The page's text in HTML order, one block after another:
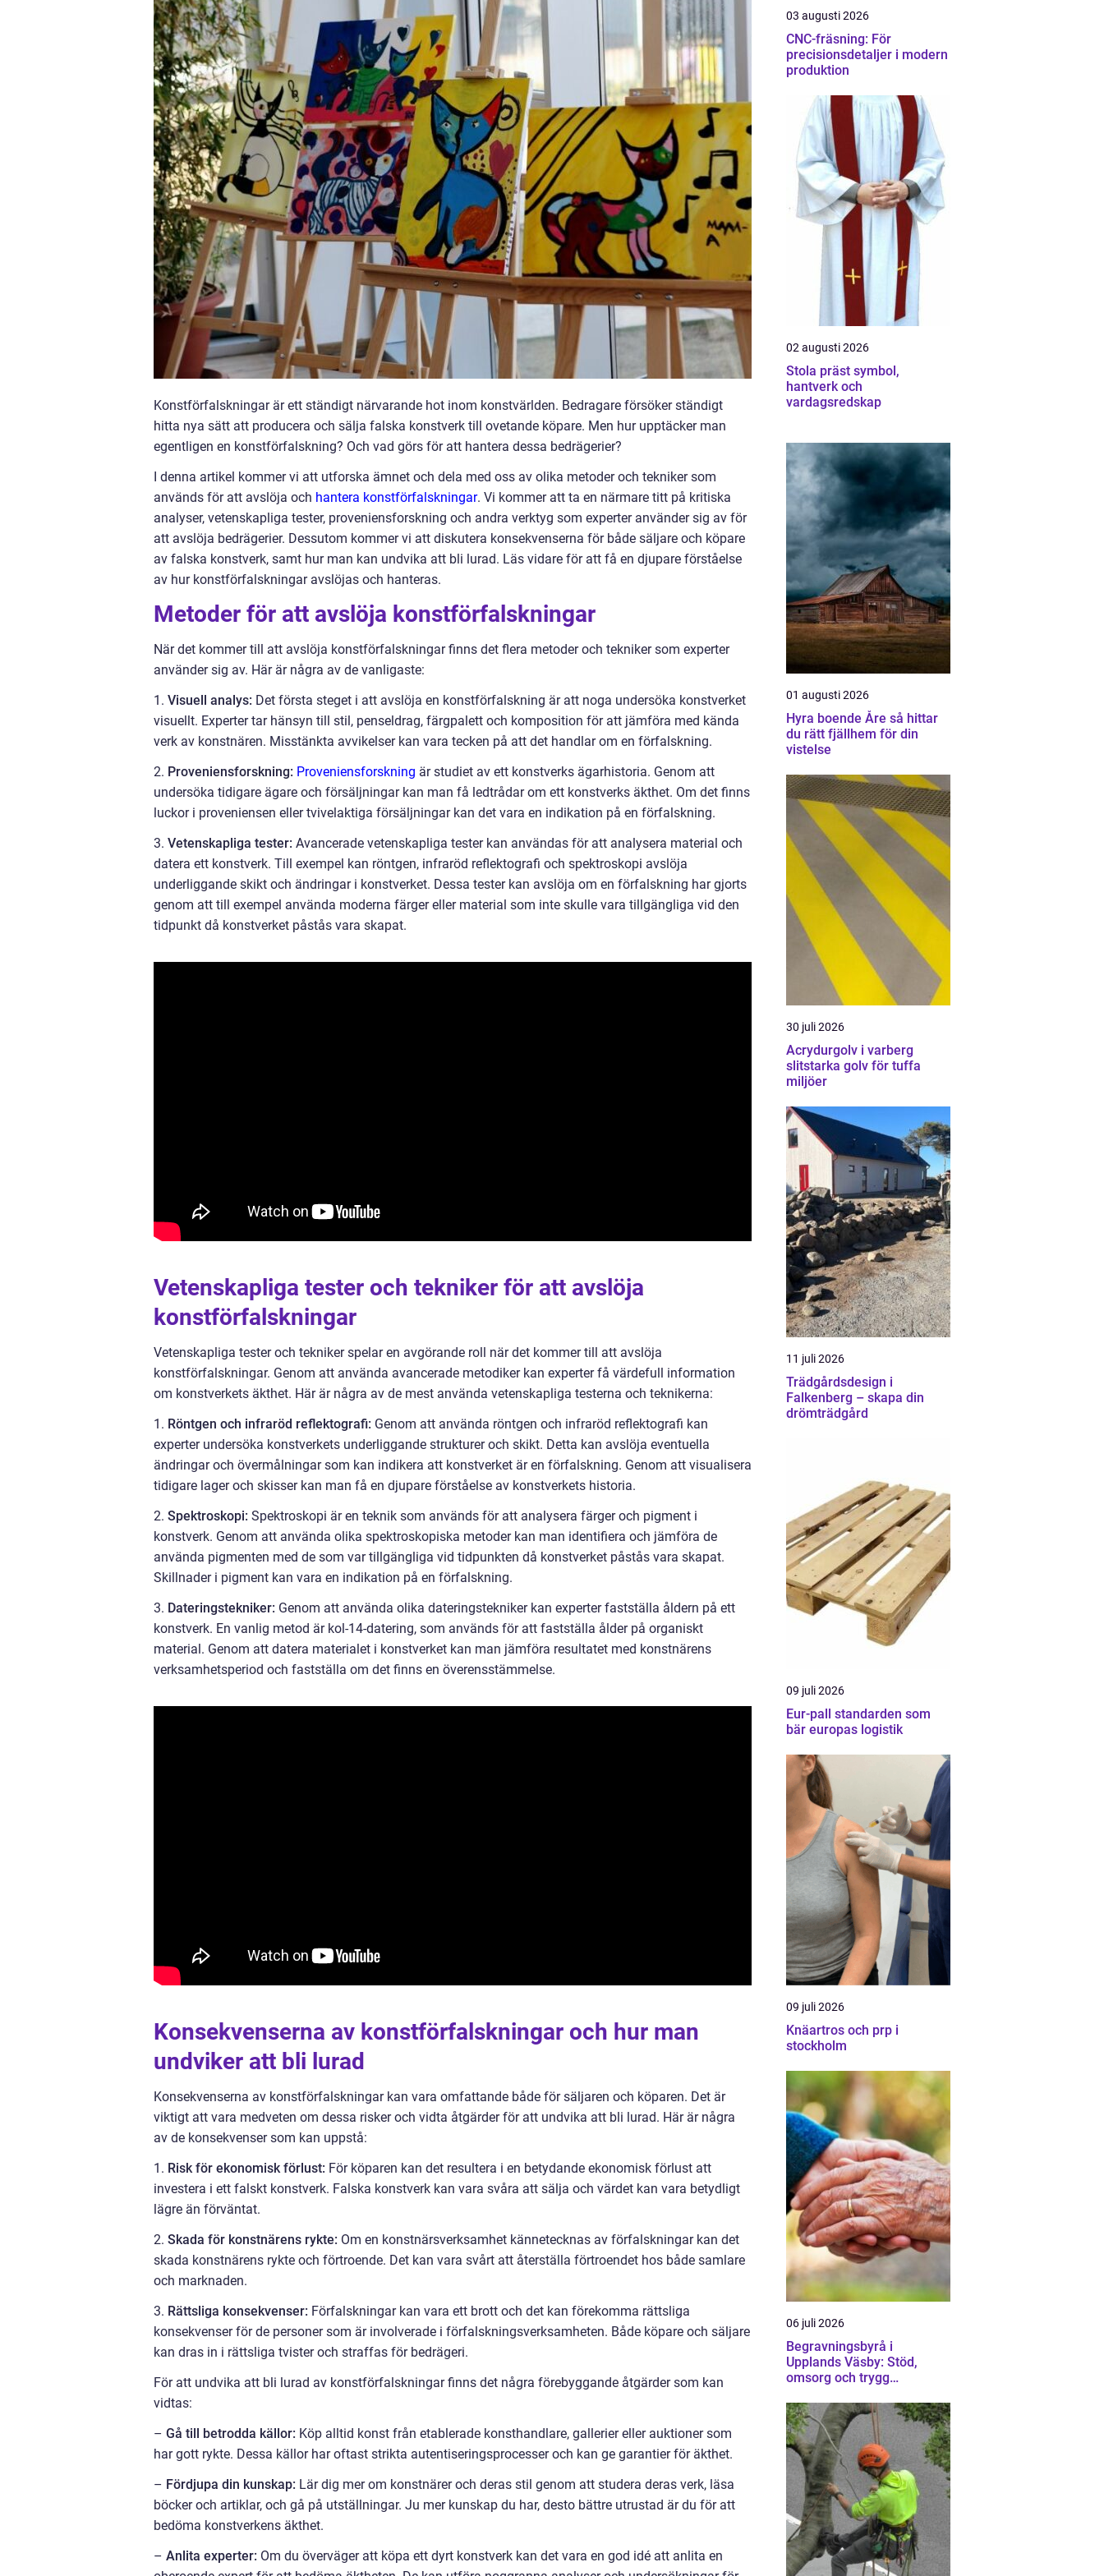
Konstförfalskningar är ett ständigt närvarande hot inom konstvärlden. Bedragare försöker ständigt
hitta nya sätt att producera och sälja falska konstverk till ovetande köpare. Men hur upptäcker man
egentligen en konstförfalskning? Och vad görs för att hantera dessa bedrägerier?
I denna artikel kommer vi att utforska ämnet och dela med oss av olika metoder och tekniker som
används för att avslöja och hantera konstförfalskningar. Vi kommer att ta en närmare titt på kritiska
analyser, vetenskapliga tester, proveniensforskning och andra verktyg som experter använder sig av för
att avslöja bedrägerier. Dessutom kommer vi att diskutera konsekvenserna för både säljare och köpare
av falska konstverk, samt hur man kan undvika att bli lurad. Läs vidare för att få en djupare förståelse
av hur konstförfalskningar avslöjas och hanteras.
Metoder för att avslöja konstförfalskningar
När det kommer till att avslöja konstförfalskningar finns det flera metoder och tekniker som experter
använder sig av. Här är några av de vanligaste:
1. Visuell analys: Det första steget i att avslöja en konstförfalskning är att noga undersöka konstverket
visuellt. Experter tar hänsyn till stil, penseldrag, färgpalett och komposition för att jämföra med kända
verk av konstnären. Misstänkta avvikelser kan vara tecken på att det handlar om en förfalskning.
2. Proveniensforskning: Proveniensforskning är studiet av ett konstverks ägarhistoria. Genom att
undersöka tidigare ägare och försäljningar kan man få ledtrådar om ett konstverks äkthet. Om det finns
luckor i proveniensen eller tvivelaktiga försäljningar kan det vara en indikation på en förfalskning.
3. Vetenskapliga tester: Avancerade vetenskapliga tester kan användas för att analysera material och
datera ett konstverk. Till exempel kan röntgen, infraröd reflektografi och spektroskopi avslöja
underliggande skikt och ändringar i konstverket. Dessa tester kan avslöja om en förfalskning har gjorts
genom att till exempel använda moderna färger eller material som inte skulle vara tillgängliga vid den
tidpunkt då konstverket påstås vara skapat.
Vetenskapliga tester och tekniker för att avslöja
konstförfalskningar
Vetenskapliga tester och tekniker spelar en avgörande roll när det kommer till att avslöja
konstförfalskningar. Genom att använda avancerade metodiker kan experter få värdefull information
om konstverkets äkthet. Här är några av de mest använda vetenskapliga testerna och teknikerna:
1. Röntgen och infraröd reflektografi: Genom att använda röntgen och infraröd reflektografi kan
experter undersöka konstverkets underliggande strukturer och skikt. Detta kan avslöja eventuella
ändringar och övermålningar som kan indikera att konstverket är en förfalskning. Genom att visualisera
tidigare lager och skisser kan man få en djupare förståelse av konstverkets historia.
2. Spektroskopi: Spektroskopi är en teknik som används för att analysera färger och pigment i
konstverk. Genom att använda olika spektroskopiska metoder kan man identifiera och jämföra de
använda pigmenten med de som var tillgängliga vid tidpunkten då konstverket påstås vara skapat.
Skillnader i pigment kan vara en indikation på en förfalskning.
3. Dateringstekniker: Genom att använda olika dateringstekniker kan experter fastställa åldern på ett
konstverk. En vanlig metod är kol-14-datering, som används för att fastställa ålder på organiskt
material. Genom att datera materialet i konstverket kan man jämföra resultatet med konstnärens
verksamhetsperiod och fastställa om det finns en överensstämmelse.
Konsekvenserna av konstförfalskningar och hur man
undviker att bli lurad
Konsekvenserna av konstförfalskningar kan vara omfattande både för säljaren och köparen. Det är
viktigt att vara medveten om dessa risker och vidta åtgärder för att undvika att bli lurad. Här är några
av de konsekvenser som kan uppstå:
1. Risk för ekonomisk förlust: För köparen kan det resultera i en betydande ekonomisk förlust att
investera i ett falskt konstverk. Falska konstverk kan vara svåra att sälja och värdet kan vara betydligt
lägre än förväntat.
2. Skada för konstnärens rykte: Om en konstnärsverksamhet kännetecknas av förfalskningar kan det
skada konstnärens rykte och förtroende. Det kan vara svårt att återställa förtroendet hos både samlare
och marknaden.
3. Rättsliga konsekvenser: Förfalskningar kan vara ett brott och det kan förekomma rättsliga
konsekvenser för de personer som är involverade i förfalskningsverksamheten. Både köpare och säljare
kan dras in i rättsliga tvister och straffas för bedrägeri.
För att undvika att bli lurad av konstförfalskningar finns det några förebyggande åtgärder som kan
vidtas:
– Gå till betrodda källor: Köp alltid konst från etablerade konsthandlare, gallerier eller auktioner som
har gott rykte. Dessa källor har oftast strikta autentiseringsprocesser och kan ge garantier för äkthet.
– Fördjupa din kunskap: Lär dig mer om konstnärer och deras stil genom att studera deras verk, läsa
böcker och artiklar, och gå på utställningar. Ju mer kunskap du har, desto bättre utrustad är du för att
bedöma konstverkens äkthet.
– Anlita experter: Om du överväger att köpa ett dyrt konstverk kan det vara en god idé att anlita en
03 augusti 2026
CNC-fräsning: För
precisionsdetaljer i modern
produktion
02 augusti 2026
Stola präst symbol,
hantverk och
vardagsredskap
01 augusti 2026
Hyra boende Åre så hittar
du rätt fjällhem för din
vistelse
30 juli 2026
Acrydurgolv i varberg
slitstarka golv för tuffa
miljöer
11 juli 2026
Trädgårdsdesign i
Falkenberg – skapa din
drömträdgård
09 juli 2026
Eur-pall standarden som
bär europas logistik
09 juli 2026
Knäartros och prp i
stockholm
06 juli 2026
Begravningsbyrå i
Upplands Väsby: Stöd,
omsorg och trygg